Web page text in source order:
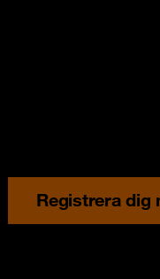
Registrera dig